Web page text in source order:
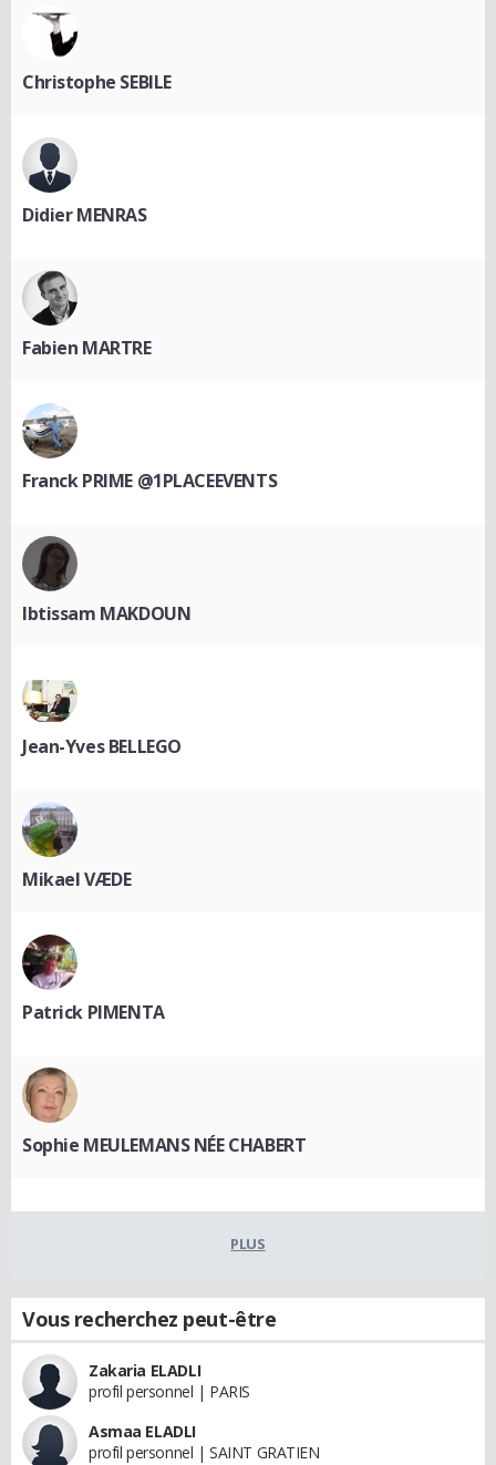
Christophe SEBILE
Didier MENRAS
Fabien MARTRE
Franck PRIME @1PLACEEVENTS
Ibtissam MAKDOUN
Jean-Yves BELLEGO
Mikael VÆDE
Patrick PIMENTA
Sophie MEULEMANS NÉE CHABERT
PLUS
Vous recherchez peut-être
Zakaria ELADLI
profil personnel | PARIS
Asmaa ELADLI
profil personnel | SAINT GRATIEN